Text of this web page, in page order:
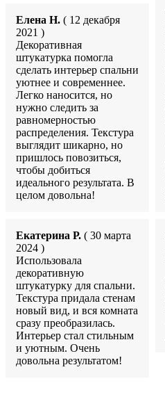
Елена Н. ( 12 декабря
2021 )
Декоративная
штукатурка помогла
сделать интерьер спальни
уютнее и современнее.
Легко наносится, но
нужно следить за
равномерностью
распределения. Текстура
выглядит шикарно, но
пришлось повозиться,
чтобы добиться
идеального результата. В
целом довольна!
Екатерина Р. ( 30 марта
2024 )
Использовала
декоративную
штукатурку для спальни.
Текстура придала стенам
новый вид, и вся комната
сразу преобразилась.
Интерьер стал стильным
и уютным. Очень
довольна результатом!